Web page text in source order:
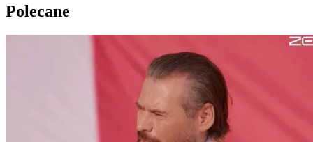
Polecane